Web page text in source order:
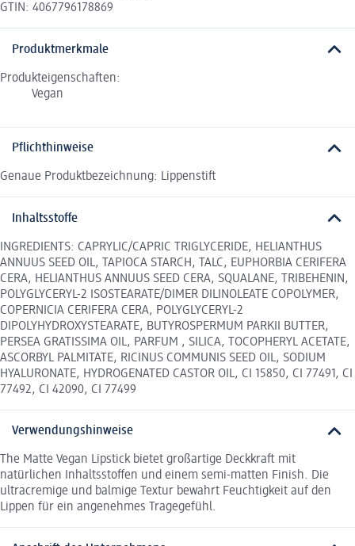
GTIN: 4067796178869
Produktmerkmale
Produkteigenschaften:
Vegan
Pflichthinweise
Genaue Produktbezeichnung: Lippenstift
Inhaltsstoffe
INGREDIENTS: CAPRYLIC/CAPRIC TRIGLYCERIDE, HELIANTHUS
ANNUUS SEED OIL, TAPIOCA STARCH, TALC, EUPHORBIA CERIFERA
CERA, HELIANTHUS ANNUUS SEED CERA, SQUALANE, TRIBEHENIN,
POLYGLYCERYL-2 ISOSTEARATE/DIMER DILINOLEATE COPOLYMER,
COPERNICIA CERIFERA CERA, POLYGLYCERYL-2
DIPOLYHYDROXYSTEARATE, BUTYROSPERMUM PARKII BUTTER,
PERSEA GRATISSIMA OIL, PARFUM , SILICA, TOCOPHERYL ACETATE,
ASCORBYL PALMITATE, RICINUS COMMUNIS SEED OIL, SODIUM
HYALURONATE, HYDROGENATED CASTOR OIL, CI 15850, CI 77491, CI
77492, CI 42090, CI 77499
Verwendungshinweise
The Matte Vegan Lipstick bietet großartige Deckkraft mit
natürlichen Inhaltsstoffen und einem semi-matten Finish. Die
ultracremige und balmige Textur bewahrt Feuchtigkeit auf den
Lippen für ein angenehmes Tragegefühl.